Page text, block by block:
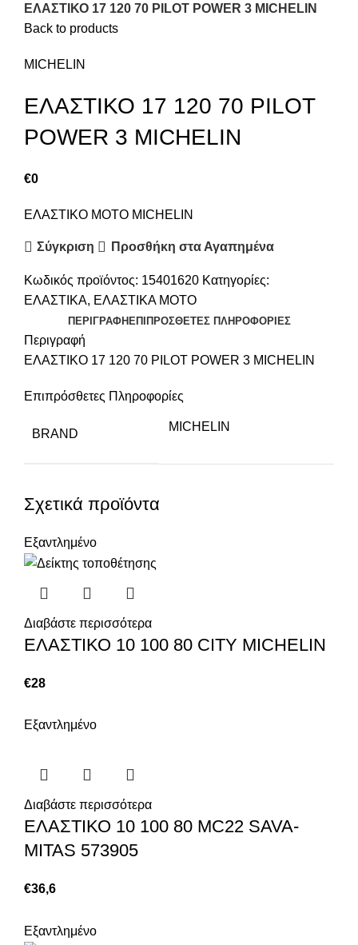
ΕΛΑΣΤΙΚΟ 17 120 70 PILOT POWER 3 MICHELIN
Back to products
MICHELIN
ΕΛΑΣΤΙΚΟ 17 120 70 PILOT
POWER 3 MICHELIN
€0
ΕΛΑΣΤΙΚΟ ΜΟΤΟ MICHELIN
Σύγκριση Προσθήκη στα Αγαπημένα
Κωδικός προϊόντος: 15401620 Κατηγορίες:
ΕΛΑΣΤΙΚΑ, ΕΛΑΣΤΙΚΑ ΜΟΤΟ
ΠΕΡΙΓΡΑΦΉΕΠΙΠΡΌΣΘΕΤΕΣ ΠΛΗΡΟΦΟΡΊΕΣ
Περιγραφή
ΕΛΑΣΤΙΚΟ 17 120 70 PILOT POWER 3 MICHELIN
Επιπρόσθετες Πληροφορίες
BRAND
MICHELIN
Σχετικά προϊόντα
Εξαντλημένο
Διαβάστε περισσότερα
ΕΛΑΣΤΙΚΟ 10 100 80 CITY MICHELIN
€28
Εξαντλημένο
Διαβάστε περισσότερα
ΕΛΑΣΤΙΚΟ 10 100 80 MC22 SAVA-
MITAS 573905
€36,6
Εξαντλημένο